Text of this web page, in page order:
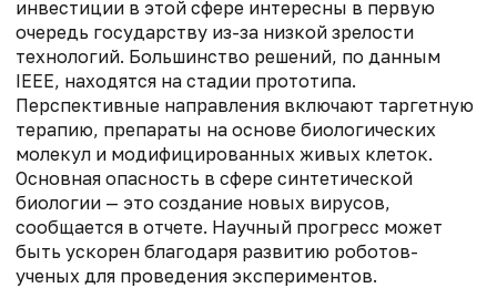
инвестиции в этой сфере интересны в первую
очередь государству из-за низкой зрелости
технологий. Большинство решений, по данным
IEEE, находятся на стадии прототипа.
Перспективные направления включают таргетную
терапию, препараты на основе биологических
молекул и модифицированных живых клеток.
Основная опасность в сфере синтетической
биологии — это создание новых вирусов,
сообщается в отчете. Научный прогресс может
быть ускорен благодаря развитию роботов-
ученых для проведения экспериментов.